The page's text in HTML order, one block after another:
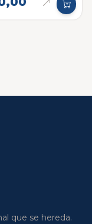
que se hereda.